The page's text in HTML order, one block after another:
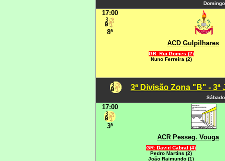
17:00
8ª
ACD Gulpilhares
GR: Rui Gomes (2)
Nuno Ferreira (2)
3ª Divisão Zona "B" - 3ª
17:00
3ª
ACR Pesseg. Vouga
GR: David Cabral (4)
Pedro Martins (2)
João Raimundo (1)